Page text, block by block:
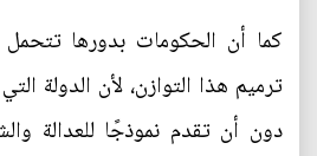
كما أن الحكومات بدورها
ترميم هذا التوازن، لأن الدولة
دون أن تقدم نموذجًا للعدالة